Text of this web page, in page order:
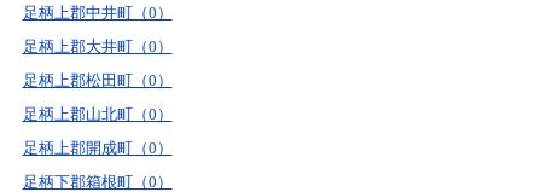
足柄上郡中井町（0）
足柄上郡大井町（0）
足柄上郡松田町（0）
足柄上郡山北町（0）
足柄上郡開成町（0）
足柄下郡箱根町（0）